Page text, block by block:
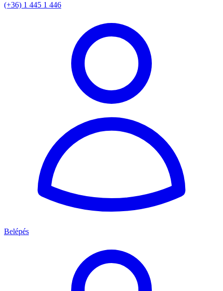
(+36) 1 445 1 446
Belépés